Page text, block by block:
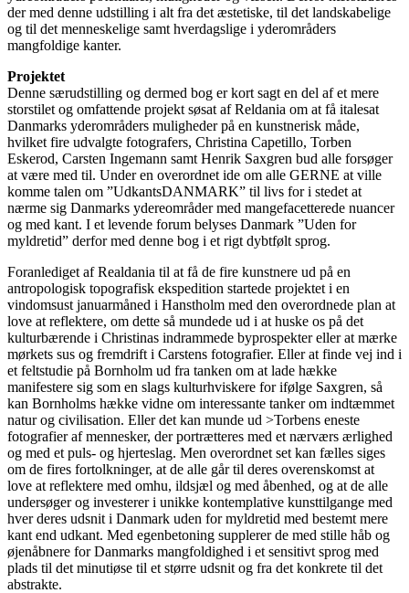
der med denne udstilling i alt fra det æstetiske, til det landskabelige
og til det menneskelige samt hverdagslige i yderområders
mangfoldige kanter.
Projektet
Denne særudstilling og dermed bog er kort sagt en del af et mere
storstilet og omfattende projekt søsat af Reldania om at få italesat
Danmarks yderområders muligheder på en kunstnerisk måde,
hvilket fire udvalgte fotografers, Christina Capetillo, Torben
Eskerod, Carsten Ingemann samt Henrik Saxgren bud alle forsøger
at være med til. Under en overordnet ide om alle GERNE at ville
komme talen om ”UdkantsDANMARK” til livs for i stedet at
nærme sig Danmarks ydereområder med mangefacetterede nuancer
og med kant. I et levende forum belyses Danmark ”Uden for
myldretid” derfor med denne bog i et rigt dybtfølt sprog.
Foranlediget af Realdania til at få de fire kunstnere ud på en
antropologisk topografisk ekspedition startede projektet i en
vindomsust januarmåned i Hanstholm med den overordnede plan at
love at reflektere, om dette så mundede ud i at huske os på det
kulturbærende i Christinas indrammede byprospekter eller at mærke
mørkets sus og fremdrift i Carstens fotografier. Eller at finde vej ind i
et feltstudie på Bornholm ud fra tanken om at lade hække
manifestere sig som en slags kulturhviskere for ifølge Saxgren, så
kan Bornholms hække vidne om interessante tanker om indtæmmet
natur og civilisation. Eller det kan munde ud >Torbens eneste
fotografier af mennesker, der portrætteres med et nærværs ærlighed
og med et puls- og hjerteslag. Men overordnet set kan fælles siges
om de fires fortolkninger, at de alle går til deres overenskomst at
love at reflektere med omhu, ildsjæl og med åbenhed, og at de alle
undersøger og investerer i unikke kontemplative kunsttilgange med
hver deres udsnit i Danmark uden for myldretid med bestemt mere
kant end udkant. Med egenbetoning supplerer de med stille håb og
øjenåbnere for Danmarks mangfoldighed i et sensitivt sprog med
plads til det minutiøse til et større udsnit og fra det konkrete til det
abstrakte.